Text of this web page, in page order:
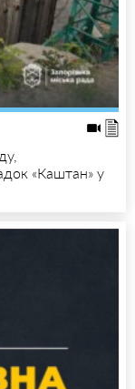
«Каштан» у